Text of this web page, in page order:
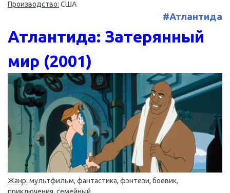
Производство: США
#Атлантида
Атлантида: Затерянный
мир (2001)
Жанр: мультфильм, фантастика, фэнтези, боевик,